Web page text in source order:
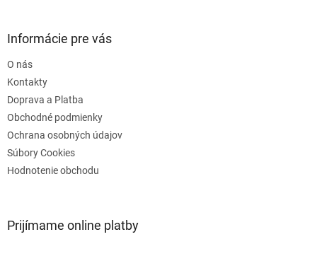
Informácie pre vás
O nás
Kontakty
Doprava a Platba
Obchodné podmienky
Ochrana osobných údajov
Súbory Cookies
Hodnotenie obchodu
Prijímame online platby